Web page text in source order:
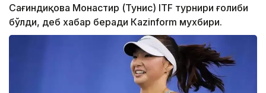
Сағиндиқова Монастир (Тунис) ITF турнири ғолиби
бўлди, деб хабар беради Каzinform мухбири.